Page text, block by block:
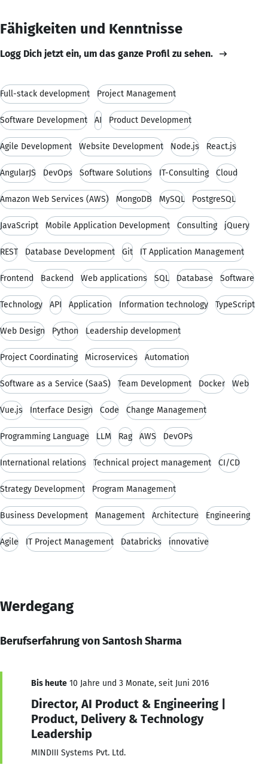
Fähigkeiten und Kenntnisse
Logg Dich jetzt ein, um das ganze Profil zu sehen.
Full-stack development Project Management
Software Development AI Product Development
Agile Development Website Development Node.js React.js
AngularJS DevOps Software Solutions IT-Consulting Cloud
Amazon Web Services (AWS) MongoDB MySQL PostgreSQL
JavaScript Mobile Application Development Consulting jQuery
REST Database Development Git IT Application Management
Frontend Backend Web applications SQL Database Software
Technology API Application Information technology TypeScript
Web Design Python Leadership development
Project Coordinating Microservices Automation
Software as a Service (SaaS) Team Development Docker Web
Vue.js Interface Design Code Change Management
Programming Language LLM Rag AWS DevOPs
International relations Technical project management CI/CD
Strategy Development Program Management
Business Development Management Architecture Engineering
Agile IT Project Management Databricks innovative
Werdegang
Berufserfahrung von Santosh Sharma
Bis heute 10 Jahre und 3 Monate, seit Juni 2016
Director, AI Product & Engineering |
Product, Delivery & Technology
Leadership
MINDIII Systems Pvt. Ltd.